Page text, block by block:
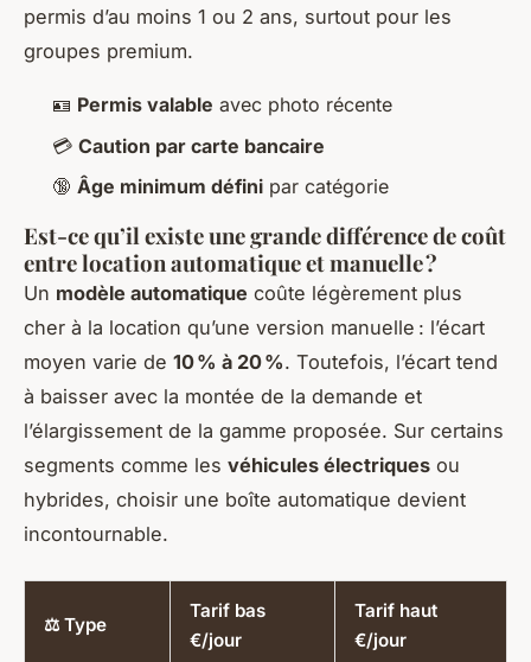
permis d’au moins 1 ou 2 ans, surtout pour les
groupes premium.
🪪 Permis valable avec photo récente
💳 Caution par carte bancaire
🔞 Âge minimum défini par catégorie
Est-ce qu’il existe une grande différence de coût
entre location automatique et manuelle ?
Un modèle automatique coûte légèrement plus
cher à la location qu’une version manuelle : l’écart
moyen varie de 10 % à 20 %. Toutefois, l’écart tend
à baisser avec la montée de la demande et
l’élargissement de la gamme proposée. Sur certains
segments comme les véhicules électriques ou
hybrides, choisir une boîte automatique devient
incontournable.
⚖ Type
Tarif bas
€/jour
Tarif haut
€/jour